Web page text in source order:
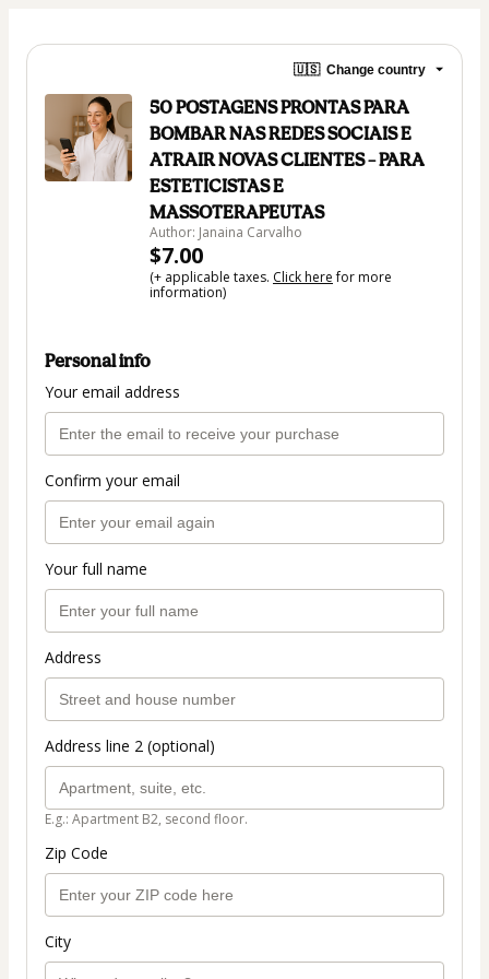
🇺🇸 Change country
50 POSTAGENS PRONTAS PARA
BOMBAR NAS REDES SOCIAIS E
ATRAIR NOVAS CLIENTES – PARA
ESTETICISTAS E
MASSOTERAPEUTAS
Author: Janaina Carvalho
$7.00
(+ applicable taxes. Click herefor more
information)
Personal info
Your email address
Confirm your email
Your full name
Address
Address line 2 (optional)
E.g.: Apartment B2, second floor.
Zip Code
City